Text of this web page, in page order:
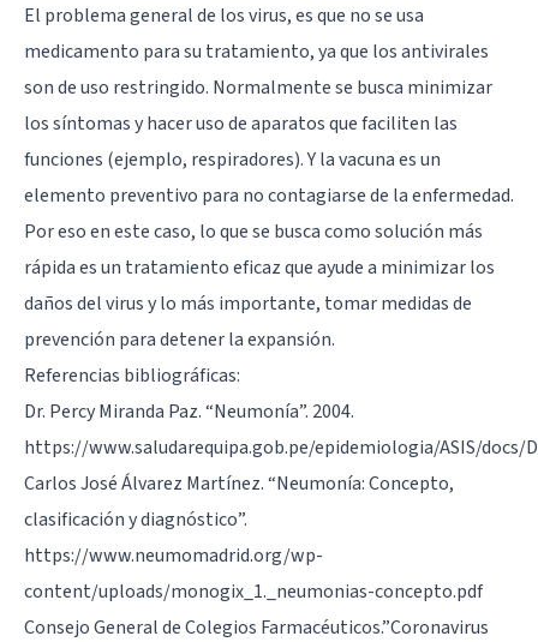
El problema general de los virus, es que no se usa
medicamento para su tratamiento, ya que los antivirales
son de uso restringido. Normalmente se busca minimizar
los síntomas y hacer uso de aparatos que faciliten las
funciones (ejemplo, respiradores). Y la vacuna es un
elemento preventivo para no contagiarse de la enfermedad.
Por eso en este caso, lo que se busca como solución más
rápida es un tratamiento eficaz que ayude a minimizar los
daños del virus y lo más importante, tomar medidas de
prevención para detener la expansión.
Referencias bibliográficas:
Dr. Percy Miranda Paz. “Neumonía”. 2004.
https://www.saludarequipa.gob.pe/epidemiologia/ASIS/docs/
Carlos José Álvarez Martínez. “Neumonía: Concepto,
clasificación y diagnóstico”.
https://www.neumomadrid.org/wp-
content/uploads/monogix_1._neumonias-concepto.pdf
Consejo General de Colegios Farmacéuticos.”Coronavirus